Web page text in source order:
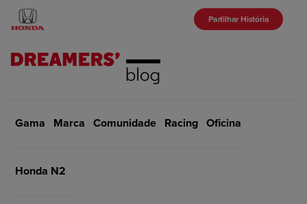
Partilhar História
Gama Marca Comunidade Racing Oficina
Honda N2
VOLTAR Início Gama
GAMA